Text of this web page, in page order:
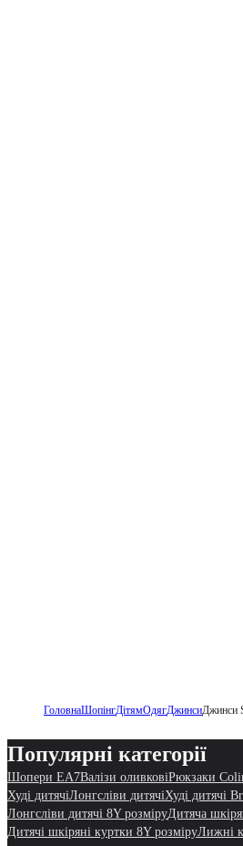
ГоловнаШопінгДітямОдягДжинсиДжинси
Популярні категорії
Шопери EA7Валізи оливковіРюкзаки
Худі дитячіЛонгсліви дитячіХуді дитячі
Лонгсліви дитячі 8Y розміруДитяча
Дитячі шкіряні куртки 8Y розміруЛижні